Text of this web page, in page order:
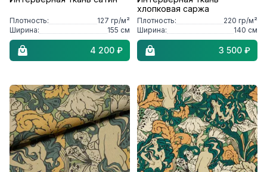
Плотность: 127 гр/м²
Ширина:
155 см
4 200 ₽
хлопковая саржа
Плотность: 220 гр/м²
Ширина:
140 см
3 500 ₽